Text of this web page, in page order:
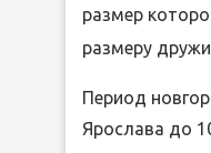
размер
размеру
Период
Ярослава до